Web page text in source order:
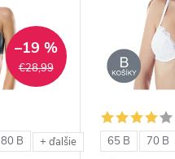
€28,99
–19 %
80 B + ďalšie 65 B 70 B